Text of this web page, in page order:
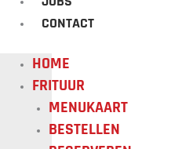
CONTACT
HOME
FRITUUR
MENUKAART
BESTELLEN